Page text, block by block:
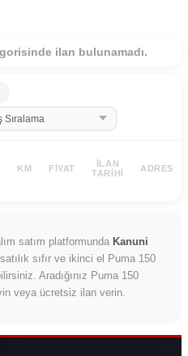
ilan bulunamadı.
KM FIYAT
İLAN
TARIHI
ADRES
satım platformunda Kanuni
sıfır ve ikinci el Puma 150
Aradığınız Puma 150
veya ücretsiz ilan verin.